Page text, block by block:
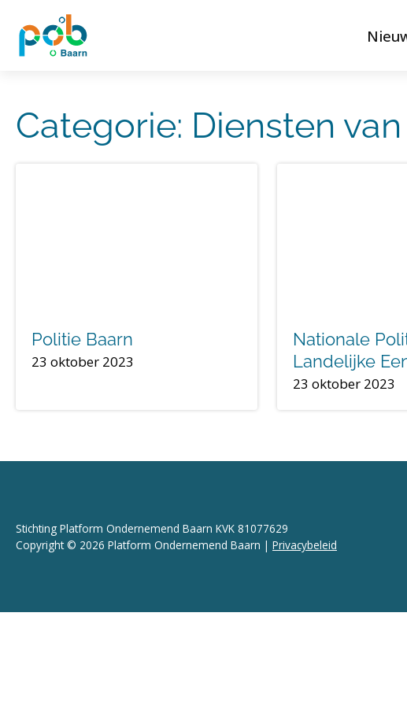
Categorie: Diensten
Politie Baarn
23 oktober 2023
Nationale
Landelijke
23 oktober 2023
Stichting Platform Ondernemend Baarn KVK 81077629
Copyright © 2026 Platform Ondernemend Baarn | Privacybeleid